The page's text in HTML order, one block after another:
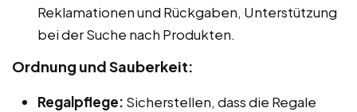
Reklamationen und Rückgaben, Unterstützung
bei der Suche nach Produkten.
Ordnung und Sauberkeit:
Regalpflege: Sicherstellen, dass die Regale